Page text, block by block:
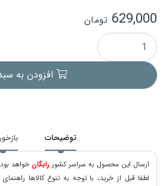
629,000 تومان
افزودن به
توضیحات
ارسال این محصول به سراسر کشور رایگانخواهد
لطفا قبل از خرید، با توجه به تنوع کالاها